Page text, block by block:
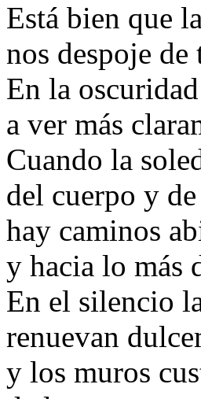
Está bien que
nos despoje de
En la
a ver más
Cuando la
del cuerpo y
hay caminos
y hacia lo más
En el silencio
renuevan
y los muros